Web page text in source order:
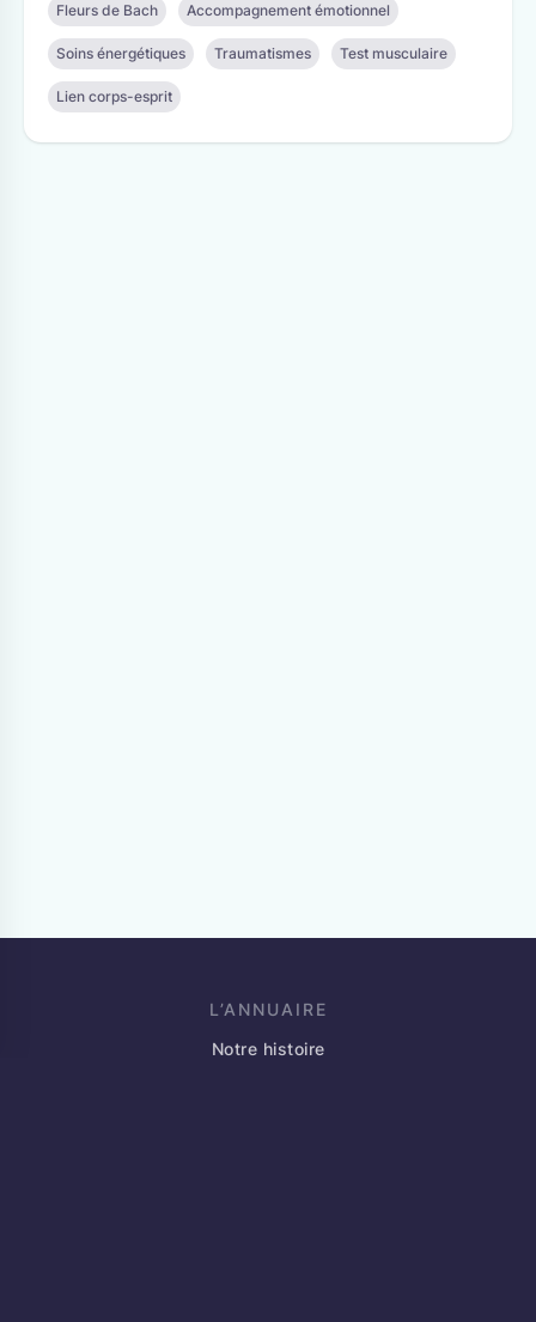
Fleurs de Bach Accompagnement émotionnel
Soins énergétiques Traumatismes Test musculaire
Lien corps-esprit
L’ANNUAIRE
Notre histoire